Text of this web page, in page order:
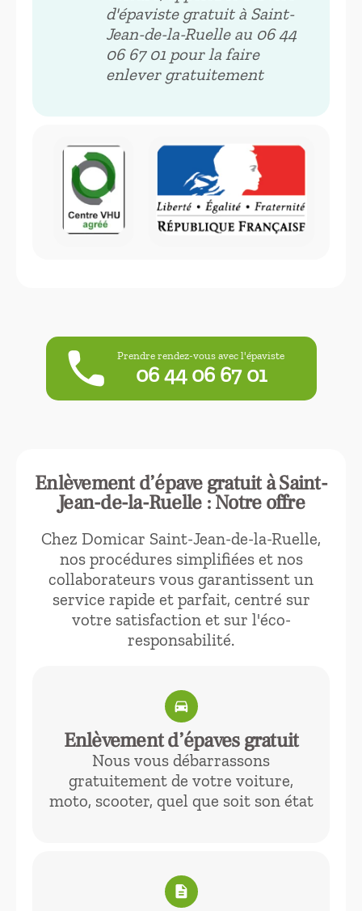
d'épaviste gratuit à Saint-
Jean-de-la-Ruelle au 06 44
06 67 01 pour la faire
enlever gratuitement
phone Prendre rendez-vous avec l'épaviste
06 44 06 67 01
Enlèvement d’épave gratuit à Saint-
Jean-de-la-Ruelle : Notre offre
Chez Domicar Saint-Jean-de-la-Ruelle,
nos procédures simplifiées et nos
collaborateurs vous garantissent un
service rapide et parfait, centré sur
votre satisfaction et sur l'éco-
responsabilité.
directions_car
Enlèvement d’épaves gratuit
Nous vous débarrassons
gratuitement de votre voiture,
moto, scooter, quel que soit son état
description